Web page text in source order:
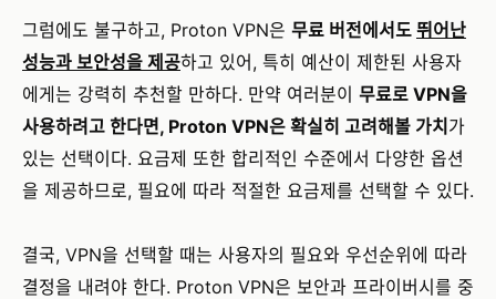
그럼에도 불구하고, Proton VPN은 무료 버전에서도 뛰어난
성능과 보안성을 제공하고 있어, 특히 예산이 제한된 사용자
에게는 강력히 추천할 만하다. 만약 여러분이 무료로 VPN을
사용하려고 한다면, Proton VPN은 확실히 고려해볼 가치 가
있는 선택이다. 요금제 또한 합리적인 수준에서 다양한 옵션
을 제공하므로, 필요에 따라 적절한 요금제를 선택할 수 있다.
결국, VPN을 선택할 때는 사용자의 필요와 우선순위에 따라
결정을 내려야 한다. Proton VPN은 보안과 프라이버시를 중